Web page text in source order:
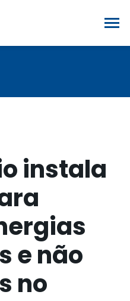
instala
e não
no